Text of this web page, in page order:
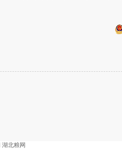
湖北粮网